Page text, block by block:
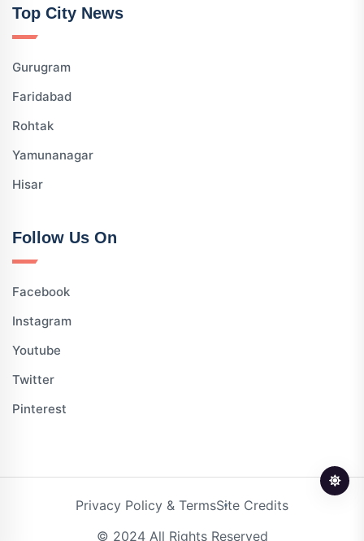
Top City News
Gurugram
Faridabad
Rohtak
Yamunanagar
Hisar
Follow Us On
Facebook
Instagram
Youtube
Twitter
Pinterest
Privacy Policy & TermsSite Credits
© 2024 All Rights Reserved